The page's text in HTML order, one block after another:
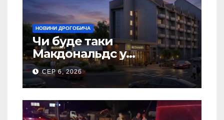
НОВИНИ ДРОГОБИЧА
Чи буде таки
Макдональдс у
Дрогобичі? (Фото)
СЕР 6, 2026